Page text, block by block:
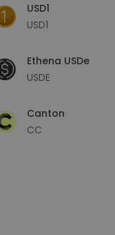
USD1
USD1
Ethena USDe
USDE
Canton
CC